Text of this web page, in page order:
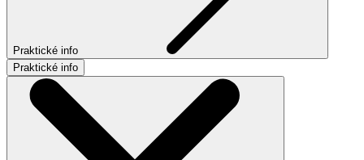
Praktické info
Praktické info